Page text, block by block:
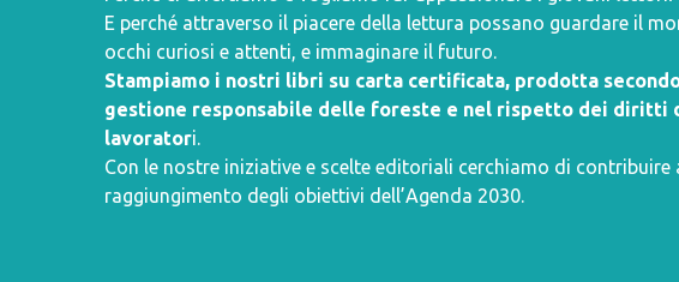
E perché attraverso il piacere della lettura possano guardare il
occhi curiosi e attenti, e immaginare il futuro.
Stampiamo i nostri libri su carta certificata, prodotta
gestione responsabile delle foreste e nel rispetto dei diritti
lavoratori.
Con le nostre iniziative e scelte editoriali cerchiamo di contribuire
raggiungimento degli obiettivi dell’Agenda 2030.